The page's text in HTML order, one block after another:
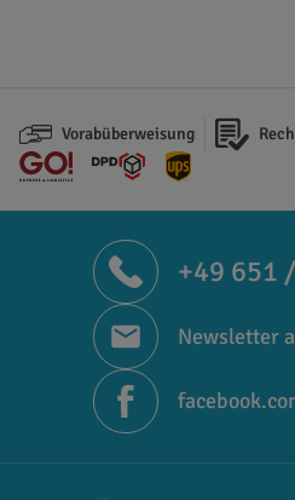
Vorabüberweisung
+49 651
Newsletter